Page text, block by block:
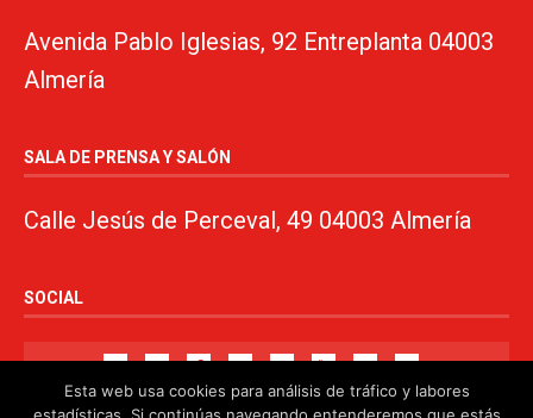
Avenida Pablo Iglesias, 92 Entreplanta 04003
Almería
SALA DE PRENSA Y SALÓN
Calle Jesús de Perceval, 49 04003 Almería
SOCIAL
Esta web usa cookies para análisis de tráfico y labores